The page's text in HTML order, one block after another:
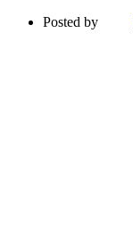
Posted by